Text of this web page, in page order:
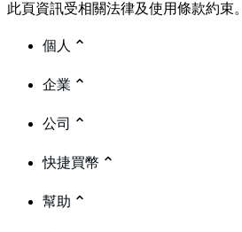
此頁資訊受相關法律及使用條款約束。
個人
企業
公司
快捷買幣
幫助